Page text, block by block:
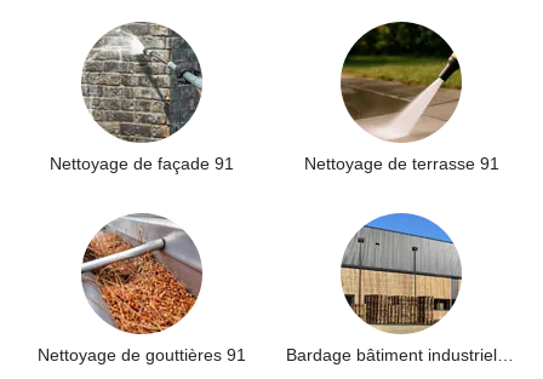
Nettoyage de façade 91 Nettoyage de terrasse 91
Nettoyage de gouttières 91